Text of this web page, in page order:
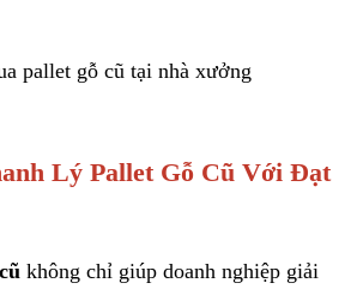
Lý Pallet Gỗ Cũ Với Đạt
không chỉ giúp doanh nghiệp giải